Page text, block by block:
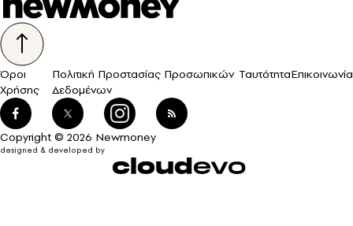
Όροι
Χρήσης
Πολιτική Προστασίας Προσωπικών
Δεδομένων
ΤαυτότηταΕπικοινωνία
Copyright © 2026 Newmoney
designed & developed by